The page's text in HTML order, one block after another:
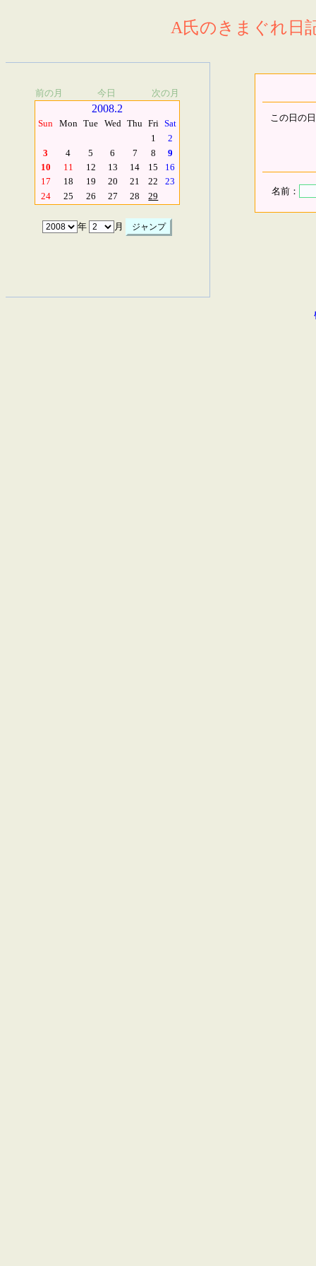
A氏のきまぐれ日
前の月 今日 次の月
2008.2
Sun Mon Tue Wed Thu Fri Sat
1
2
3
4 5 6 7 8
9
10
11 12 13 14 15
16
17
18 19 20 21 22
23
24
25 26 27 28 29
年 月
この日の
名前：